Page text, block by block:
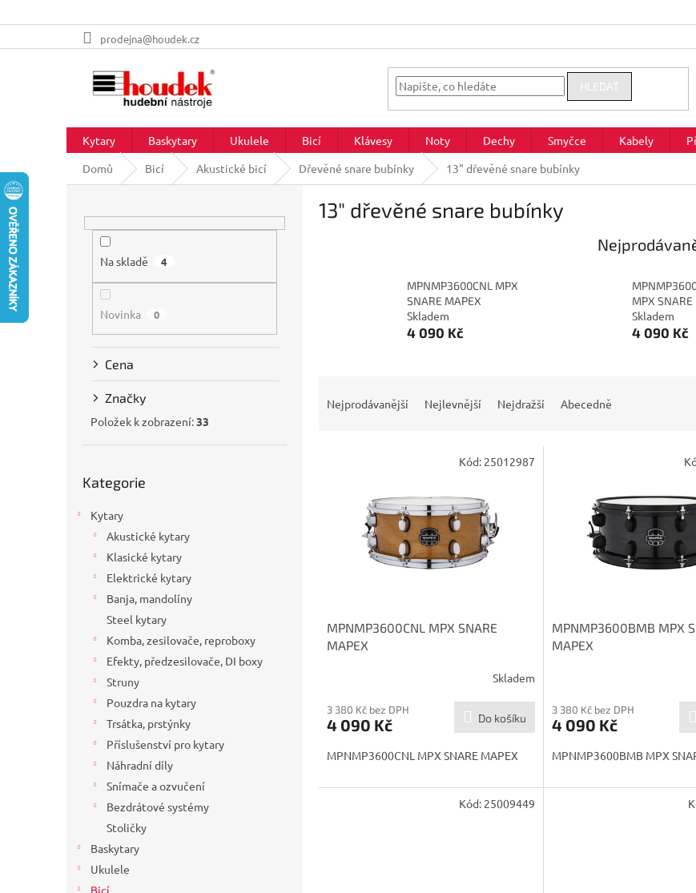
na
prodejna@houdek.cz
HLEDAT
Kytary Baskytary Ukulele Bicí Klávesy Noty Dechy Smyčce Kabely
Domů
Bicí Akustické bicí Dřevěné snare bubínky 13" dřevěné snare bubínky
Na skladě 4
Novinka 0
Cena
Značky
Položek k zobrazení:33
kategorie
Kategorie
Kytary
Akustické kytary
Klasické kytary
Elektrické kytary
Banja, mandolíny
Steel kytary
Komba, zesilovače, reproboxy
Efekty, předzesilovače, DI boxy
Struny
Pouzdra na kytary
Trsátka, prstýnky
Příslušenství pro kytary
Náhradní díly
Snímače a ozvučení
Bezdrátové systémy
Stoličky
Baskytary
Ukulele
Bicí
13" dřevěné snare bubínky
MPNMP3600CNL MPX
SNARE MAPEX
Skladem
4 090 Kč
MPX SNARE
Skladem
4 090 Kč
Nejprodávanější Nejlevnější Nejdražší Abecedně
MPNMP3600CNL MPX SNARE
MAPEX
Skladem
3 380 Kč bez DPH
4 090 Kč Do košíku
MPNMP3600CNL MPX SNARE MAPEX
Kód: 25012987
MPNMP3600BMB MPX
MAPEX
3 380 Kč bez DPH
4 090 Kč
MPNMP3600BMB MPX
Kód: 25009449